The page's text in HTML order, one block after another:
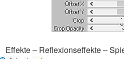
Effekte – Reflexionseffekte –